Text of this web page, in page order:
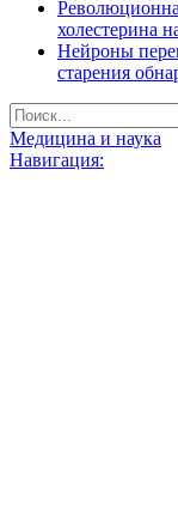
холестерина
Нейроны
старения
Медицина и наука
Навигация: